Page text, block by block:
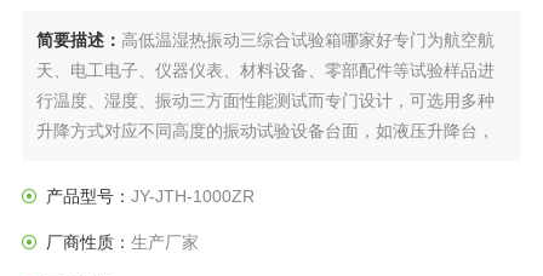
简要描述： 高低温湿热振动三综合试验箱哪家好专门为航空航
天、电工电子、仪器仪表、材料设备、零部配件等试验样品进
行温度、湿度、振动三方面性能测试而专门设计，可选用多种
升降方式对应不同高度的振动试验设备台面，如液压升降台，
足国家试验标准
产品型号： JY-JTH-1000ZR
厂商性质： 生产厂家